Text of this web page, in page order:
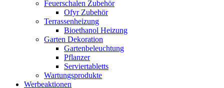
Feuerschalen Zubehör
Ofyr Zubehör
Terrassenheizung
Bioethanol Heizung
Garten Dekoration
Gartenbeleuchtung
Pflanzer
Serviertabletts
Wartungsprodukte
Werbeaktionen